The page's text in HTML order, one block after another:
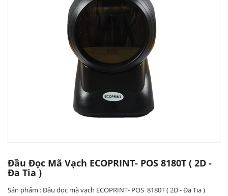
Đầu Đọc Mã Vạch ECOPRINT- POS 8180T ( 2D -
Đa Tia )
Sản phẩm : Đầu đọc mã vạch ECOPRINT- POS 8180T ( 2D - Đa Tia )